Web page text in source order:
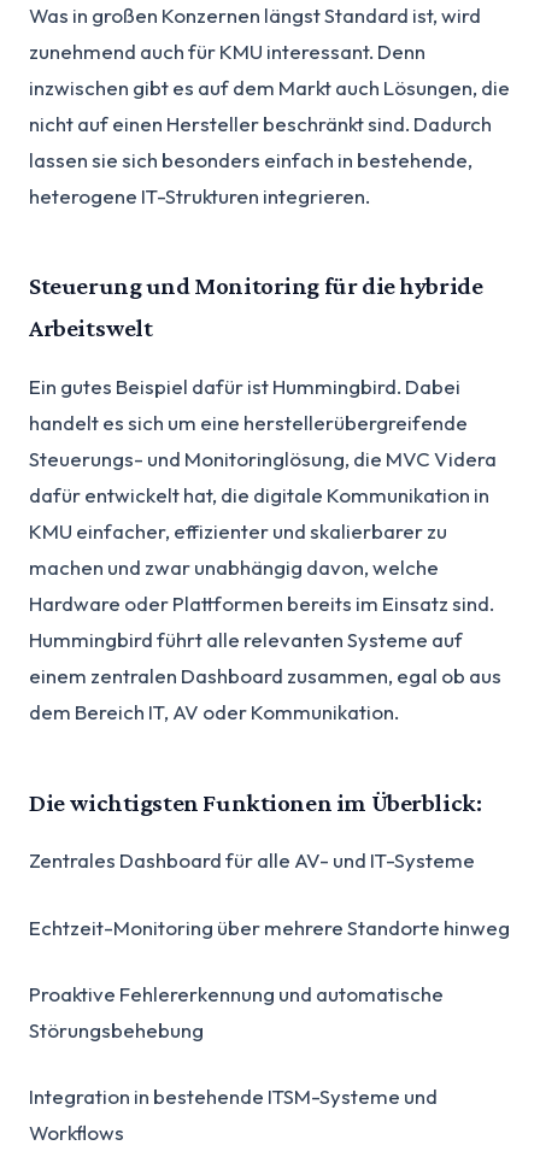
Was in großen Konzernen längst Standard ist, wird
zunehmend auch für KMU interessant. Denn
inzwischen gibt es auf dem Markt auch Lösungen, die
nicht auf einen Hersteller beschränkt sind. Dadurch
lassen sie sich besonders einfach in bestehende,
heterogene IT-Strukturen integrieren.
Steuerung und Monitoring für die hybride
Arbeitswelt
Ein gutes Beispiel dafür ist Hummingbird. Dabei
handelt es sich um eine herstellerübergreifende
Steuerungs- und Monitoringlösung, die MVC Videra
dafür entwickelt hat, die digitale Kommunikation in
KMU einfacher, effizienter und skalierbarer zu
machen und zwar unabhängig davon, welche
Hardware oder Plattformen bereits im Einsatz sind.
Hummingbird führt alle relevanten Systeme auf
einem zentralen Dashboard zusammen, egal ob aus
dem Bereich IT, AV oder Kommunikation.
Die wichtigsten Funktionen im Überblick:
Zentrales Dashboard für alle AV- und IT-Systeme
Echtzeit-Monitoring über mehrere Standorte hinweg
Proaktive Fehlererkennung und automatische
Störungsbehebung
Integration in bestehende ITSM-Systeme und
Workflows